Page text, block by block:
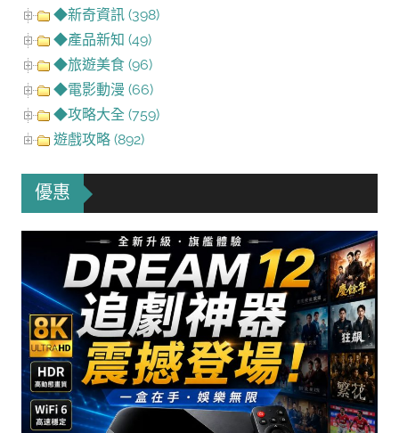
◆新奇資訊 (398)
◆產品新知 (49)
◆旅遊美食 (96)
◆電影動漫 (66)
◆攻略大全 (759)
遊戲攻略 (892)
優惠